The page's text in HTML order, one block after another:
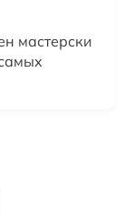
мастерски